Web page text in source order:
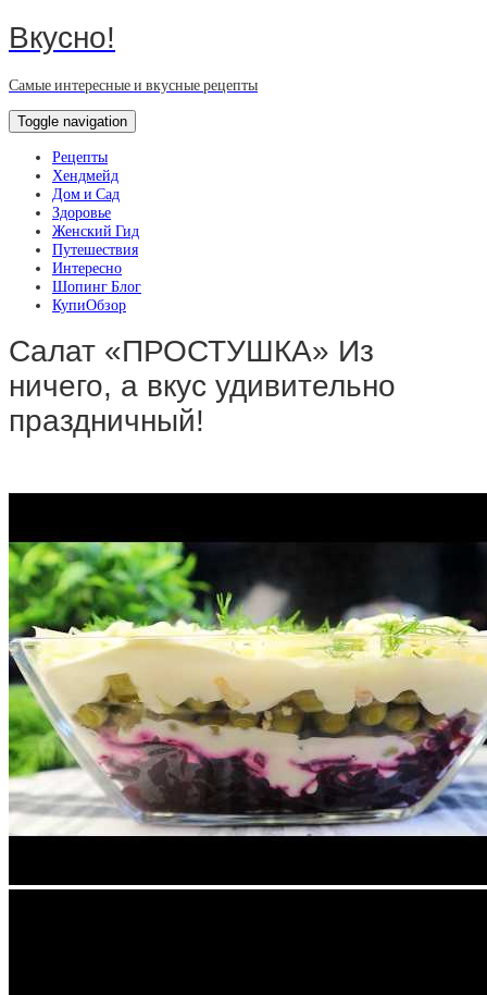
Вкусно!
Самые интересные и вкусные рецепты
Toggle navigation
Рецепты
Хендмейд
Дом и Сад
Здоровье
Женский Гид
Путешествия
Интересно
Шопинг Блог
КупиОбзор
Салат «ПРОСТУШКА» Из
ничего, а вкус удивительно
праздничный!